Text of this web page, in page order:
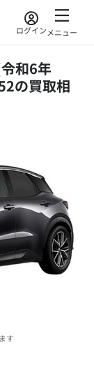
ログインメニュー
和6年
の買取相
す